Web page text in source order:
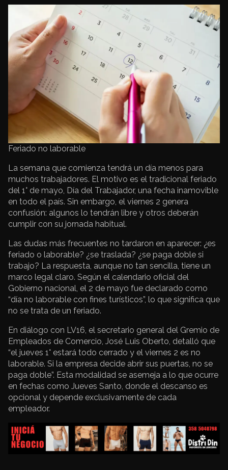
Feriado no laborable
La semana que comienza tendrá un día menos para
muchos trabajadores. El motivo es el tradicional feriado
del 1° de mayo, Día del Trabajador, una fecha inamovible
en todo el país. Sin embargo, el viernes 2 genera
confusión: algunos lo tendrán libre y otros deberán
cumplir con su jornada habitual.
Las dudas más frecuentes no tardaron en aparecer: ¿es
feriado o laborable? ¿se traslada? ¿se paga doble si
trabajo? La respuesta, aunque no tan sencilla, tiene un
marco legal claro. Según el calendario oficial del
Gobierno nacional, el 2 de mayo fue declarado como
“día no laborable con fines turísticos”, lo que significa que
no se trata de un feriado.
En diálogo con LV16, el secretario general del Gremio de
Empleados de Comercio, José Luis Oberto, detalló que
“el jueves 1° estará todo cerrado y el viernes 2 es no
laborable. Si la empresa decide abrir sus puertas, no se
paga doble”. Esta modalidad se asemeja a lo que ocurre
en fechas como Jueves Santo, donde el descanso es
opcional y depende exclusivamente de cada
empleador.